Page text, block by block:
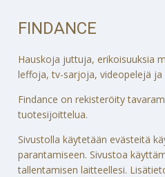
FINDANCE
Hauskoja juttuja, erikoisuuksia
leffoja, tv-sarjoja, videopelejä ja
Findance on rekisteröity
tuotesijoittelua.
Sivustolla käytetään evästeitä
parantamiseen. Sivustoa
tallentamisen laitteellesi.